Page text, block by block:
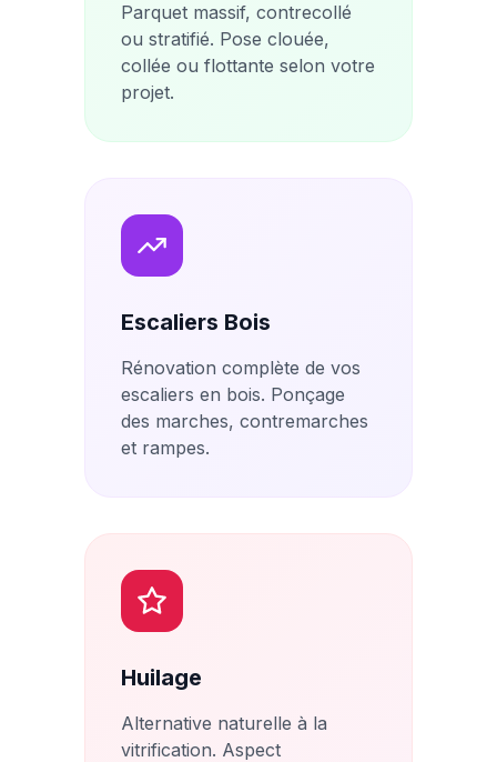
Parquet massif, contrecollé
ou stratifié. Pose clouée,
collée ou flottante selon votre
projet.
Escaliers Bois
Rénovation complète de vos
escaliers en bois. Ponçage
des marches, contremarches
et rampes.
Huilage
Alternative naturelle à la
vitrification. Aspect